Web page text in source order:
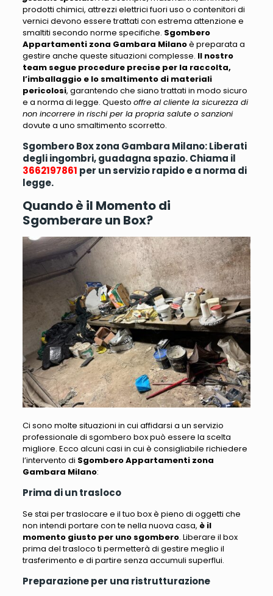
prodotti chimici, attrezzi elettrici fuori uso o contenitori di
vernici devono essere trattati con estrema attenzione e
smaltiti secondo norme specifiche. Sgombero
Appartamenti zona Gambara Milanoè preparata a
gestire anche queste situazioni complesse. Il nostro
team segue procedure precise per la raccolta,
l’imballaggio e lo smaltimento di materiali
pericolosi, garantendo che siano trattati in modo sicuro
e a norma di legge. Questo offre al cliente la sicurezza di
non incorrere in rischi per la propria salute o sanzioni
dovute a uno smaltimento scorretto.
Sgombero Box zona Gambara Milano: Liberati
degli ingombri, guadagna spazio. Chiama il
3662197861 per un servizio rapido e a norma di
legge.
Quando è il Momento di
Sgomberare un Box?
Ci sono molte situazioni in cui affidarsi a un servizio
professionale di sgombero box può essere la scelta
migliore. Ecco alcuni casi in cui è consigliabile richiedere
l’intervento di Sgombero Appartamenti zona
Gambara Milano:
Prima di un trasloco
Se stai per traslocare e il tuo box è pieno di oggetti che
non intendi portare con te nella nuova casa, è il
momento giusto per uno sgombero. Liberare il box
prima del trasloco ti permetterà di gestire meglio il
trasferimento e di partire senza accumuli superflui.
Preparazione per una ristrutturazione